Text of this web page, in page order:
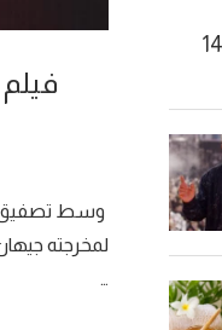
وسط تصفيق
لمخرجته جيهان
…